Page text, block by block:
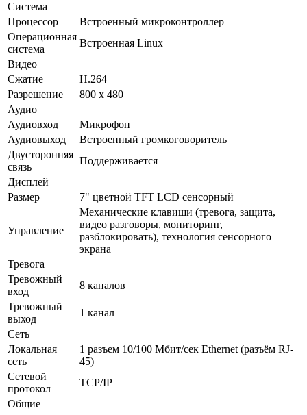
Система
Процессор
Встроенный микроконтроллер
Операционная
система
Встроенная Linux
Видео
Сжатие
H.264
Разрешение
800 x 480
Аудио
Аудиовход
Микрофон
Аудиовыход
Встроенный громкоговоритель
Двусторонняя
связь
Поддерживается
Дисплей
Размер
7" цветной TFT LCD сенсорный
Управление
Механические клавиши (тревога, защита,
видео разговоры, мониторинг,
разблокировать), технология сенсорного
экрана
Тревога
Тревожный
вход
8 каналов
Тревожный
выход
1 канал
Сеть
Локальная
сеть
1 разъем 10/100 Мбит/сек Ethernet (разъём RJ-
45)
Сетевой
протокол
ТСР/IP
Общие